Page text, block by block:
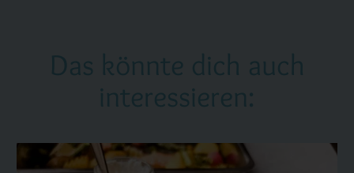
Das könnte dich auch
interessieren: